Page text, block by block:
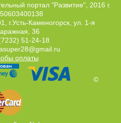
портал "Развитие", 2016 г.
г.Усть-Каменогорск, ул. 1-я
36
51-24-18
оплаты
©